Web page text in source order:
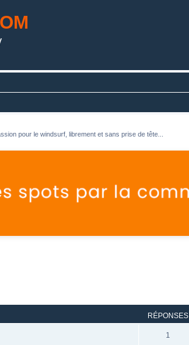
pour le windsurf, librement et sans prise de tête...
RÉPONSES
1